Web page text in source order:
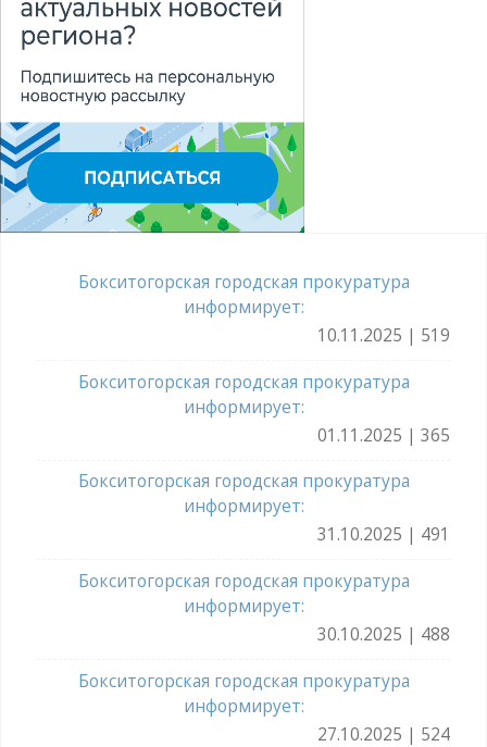
Бокситогорская городская прокуратура
информирует:
10.11.2025 | 519
Бокситогорская городская прокуратура
информирует:
01.11.2025 | 365
Бокситогорская городская прокуратура
информирует:
31.10.2025 | 491
Бокситогорская городская прокуратура
информирует:
30.10.2025 | 488
Бокситогорская городская прокуратура
информирует:
27.10.2025 | 524